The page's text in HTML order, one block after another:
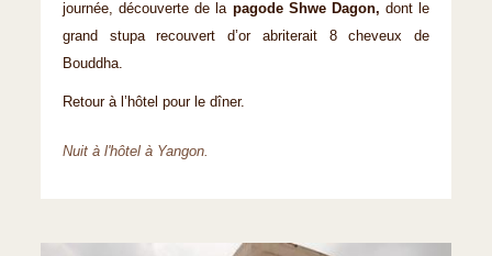
journée, découverte de la pagode Shwe Dagon, dont le
grand stupa recouvert d’or abriterait 8 che­veux de
Bouddha.
Retour à l’hôtel pour le dîner.
Nuit à l'hôtel à Yangon.